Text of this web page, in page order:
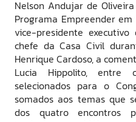
Nelson Andujar de
Programa Empreender
vice-presidente
chefe da Casa Civil
Henrique Cardoso, a
Lucia Hippolito, entre
selecionados para o
somados aos temas que
dos quatro encontros